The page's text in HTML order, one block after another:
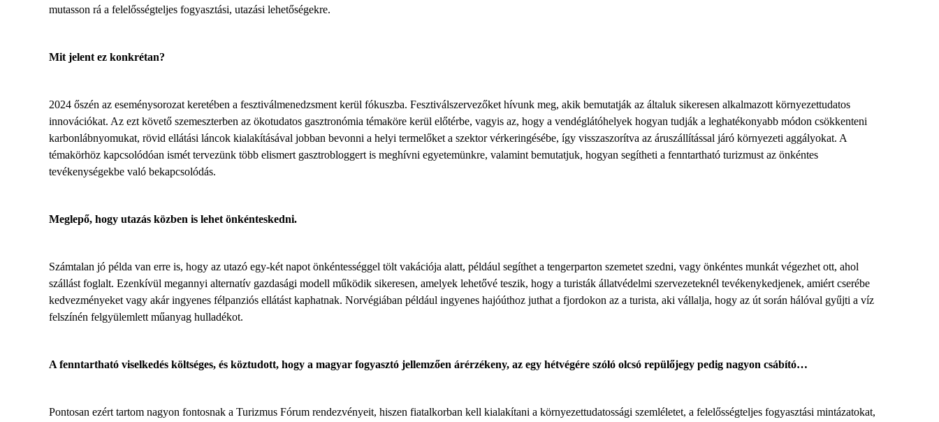
mutasson rá a felelősségteljes fogyasztási, utazási lehetőségekre.
Mit jelent ez konkrétan?
2024 őszén az eseménysorozat keretében a fesztiválmenedzsment kerül fókuszba. Fesztiválszervezőket hívunk meg, akik bemutatják az általuk sikeresen alkalmazott környezettudatos
innovációkat. Az ezt követő szemeszterben az ökotudatos gasztronómia témaköre kerül előtérbe, vagyis az, hogy a vendéglátóhelyek hogyan tudják a leghatékonyabb módon csökkenteni
karbonlábnyomukat, rövid ellátási láncok kialakításával jobban bevonni a helyi termelőket a szektor vérkeringésébe, így visszaszorítva az áruszállítással járó környezeti aggályokat. A
témakörhöz kapcsolódóan ismét tervezünk több elismert gasztrobloggert is meghívni egyetemünkre, valamint bemutatjuk, hogyan segítheti a fenntartható turizmust az önkéntes
tevékenységekbe való bekapcsolódás.
Meglepő, hogy utazás közben is lehet önkénteskedni.
Számtalan jó példa van erre is, hogy az utazó egy-két napot önkéntességgel tölt vakációja alatt, például segíthet a tengerparton szemetet szedni, vagy önkéntes munkát végezhet ott, ahol
szállást foglalt. Ezenkívül megannyi alternatív gazdasági modell működik sikeresen, amelyek lehetővé teszik, hogy a turisták állatvédelmi szervezeteknél tevékenykedjenek, amiért cserébe
kedvezményeket vagy akár ingyenes félpanziós ellátást kaphatnak. Norvégiában például ingyenes hajóúthoz juthat a fjordokon az a turista, aki vállalja, hogy az út során hálóval gyűjti a víz
felszínén felgyülemlett műanyag hulladékot.
A fenntartható viselkedés költséges, és köztudott, hogy a magyar fogyasztó jellemzően árérzékeny, az egy hétvégére szóló olcsó repülőjegy pedig nagyon csábító…
Pontosan ezért tartom nagyon fontosnak a Turizmus Fórum rendezvényeit, hiszen fiatalkorban kell kialakítani a környezettudatossági szemléletet, a felelősségteljes fogyasztási mintázatokat,